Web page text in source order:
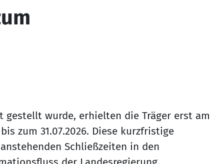
gestellt wurde, erhielten die Träger erst am
zum 31.07.2026. Diese kurzfristige
Schließzeiten in den